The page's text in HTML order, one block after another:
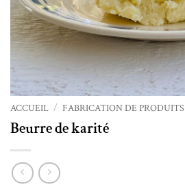
ACCUEIL / FABRICATION DE PRODUITS
Beurre de karité